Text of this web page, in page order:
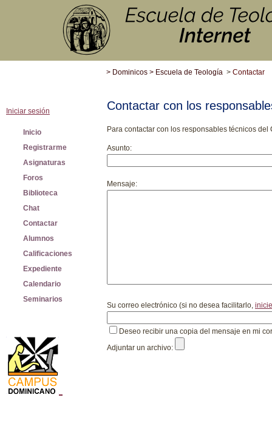
> Dominicos > Escuela de Teología > Contactar
Iniciar sesión
Inicio
Registrarme
Asignaturas
Foros
Biblioteca
Chat
Contactar
Alumnos
Calificaciones
Expediente
Calendario
Seminarios
Contactar con los
Para contactar con los responsables técnicos del
Asunto:
Mensaje:
Su correo electrónico (si no desea facilitarlo,
Deseo recibir una copia del mensaje en mi
Adjuntar un archivo: